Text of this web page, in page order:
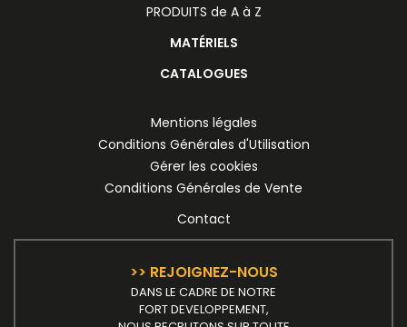
PRODUITS de A à Z
MATÉRIELS
CATALOGUES
Mentions légales
Conditions Générales d'Utilisation
Gérer les cookies
Conditions Générales de Vente
Contact
>> REJOIGNEZ-NOUS
DANS LE CADRE DE NOTRE
FORT DEVELOPPEMENT,